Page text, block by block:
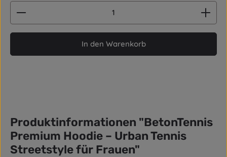
Produkt Anzahl: Gib den gewünschten Wert
In den Warenkorb
Produktinformationen "BetonTennis
Premium Hoodie – Urban Tennis
Streetstyle für Frauen"